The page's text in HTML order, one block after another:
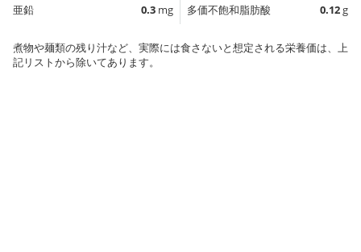
亜鉛
0.3 mg
多価不飽和脂肪酸
0.12g
煮物や麺類の残り汁など、実際には食さないと想定される栄養価は、上
記リストから除いてあります。